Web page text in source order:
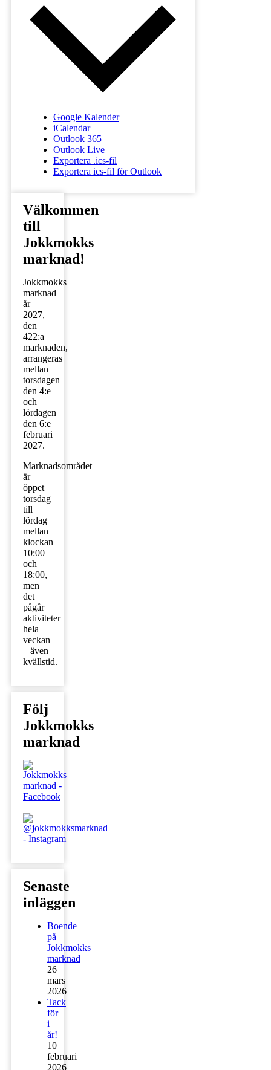
Google Kalender
iCalendar
Outlook 365
Outlook Live
Exportera .ics-fil
Exportera ics-fil för Outlook
Välkommen
till
Jokkmokks
marknad!
Jokkmokks
marknad
år
2027,
den
422:a
marknaden,
arrangeras
mellan
torsdagen
den 4:e
och
lördagen
den 6:e
februari
2027.
Marknadsområdet
är
öppet
torsdag
till
lördag
mellan
klockan
10:00
och
18:00,
men
det
pågår
aktiviteter
hela
veckan
– även
kvällstid.
Följ
Jokkmokks
marknad
Senaste
inläggen
Boende
på
Jokkmokks
marknad
26
mars
2026
Tack
för
i
år!
10
februari
2026